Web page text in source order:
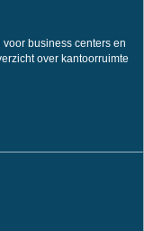
business centers en
over kantoorruimte